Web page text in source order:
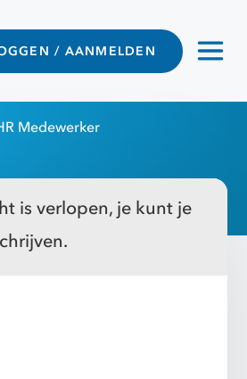
/ AANMELDEN
Medewerker
is verlopen, je kunt je